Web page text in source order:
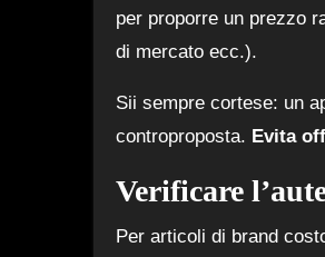
per proporre un prezzo
di mercato ecc.).
Sii sempre cortese: un
controproposta. Evita
Verificare
Per articoli di brand